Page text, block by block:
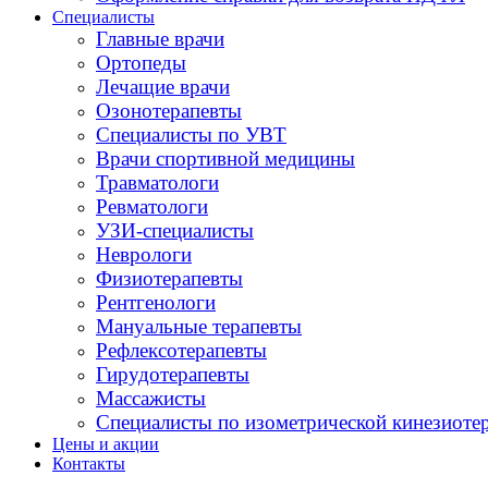
Специалисты
Главные врачи
Ортопеды
Лечащие врачи
Озонотерапевты
Специалисты по УВТ
Врачи спортивной медицины
Травматологи
Ревматологи
УЗИ-специалисты
Неврологи
Физиотерапевты
Рентгенологи
Мануальные терапевты
Рефлексотерапевты
Гирудотерапевты
Массажисты
Специалисты по изометрической
Цены и акции
Контакты